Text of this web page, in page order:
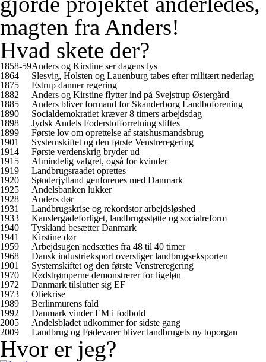
magten fra Anders!
Hvad skete der?
1858-59Anders og Kirstine ser dagens lys
1864
Slesvig, Holsten og Lauenburg tabes efter militært nederlag
1875
Estrup danner regering
1882
Anders og Kirstine flytter ind på Svejstrup Østergård
1885
Anders bliver formand for Skanderborg Landboforening
1890
Socialdemokratiet kræver 8 timers arbejdsdag
1898
Jydsk Andels Foderstofforretning stiftes
1899
Første lov om oprettelse af statshusmandsbrug
1901
Systemskiftet og den første Venstreregering
1914
Første verdenskrig bryder ud
1915
Almindelig valgret, også for kvinder
1919
Landbrugsraadet oprettes
1920
Sønderjylland genforenes med Danmark
1925
Andelsbanken lukker
1928
Anders dør
1931
Landbrugskrise og rekordstor arbejdsløshed
1933
Kanslergadeforliget, landbrugsstøtte og socialreform
1940
Tyskland besætter Danmark
1941
Kirstine dør
1959
Arbejdsugen nedsættes fra 48 til 40 timer
1968
Dansk industrieksport overstiger landbrugseksporten
1901
Systemskiftet og den første Venstreregering
1970
Rødstrømperne demonstrerer for ligeløn
1972
Danmark tilslutter sig EF
1973
Oliekrise
1989
Berlinmurens fald
1992
Danmark vinder EM i fodbold
2005
Andelsbladet udkommer for sidste gang
2009
Landbrug og Fødevarer bliver landbrugets ny toporgan
Hvor er jeg?